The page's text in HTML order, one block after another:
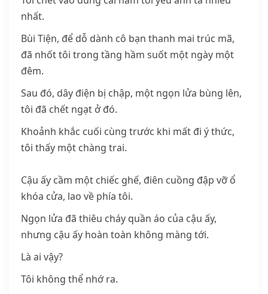
nhất.
Bùi Tiện, để dỗ dành cô bạn thanh mai trúc mã,
đã nhốt tôi trong tầng hầm suốt một ngày một
đêm.
Sau đó, dây điện bị chập, một ngọn lửa bùng lên,
tôi đã chết ngạt ở đó.
Khoảnh khắc cuối cùng trước khi mất đi ý thức,
tôi thấy một chàng trai.
Cậu ấy cầm một chiếc ghế, điên cuồng đập vỡ ổ
khóa cửa, lao về phía tôi.
Ngọn lửa đã thiêu cháy quần áo của cậu ấy,
nhưng cậu ấy hoàn toàn không màng tới.
Là ai vậy?
Tôi không thể nhớ ra.